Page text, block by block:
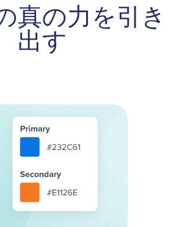
真の力を引き
出す